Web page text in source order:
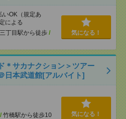
OK（規定あ
による
丁目駅から徒歩 /
気になる！
＊サカナクション＞ツアー
日本武道館[アルバイト]
/ 竹橋駅から徒歩10
気になる！